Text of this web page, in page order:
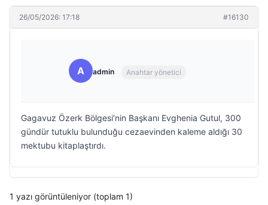
26/05/2026: 17:18 #16130
A admin Anahtar yönetici
Gagavuz Özerk Bölgesi’nin Başkanı Evghenia Gutul, 300
gündür tutuklu bulunduğu cezaevinden kaleme aldığı 30
mektubu kitaplaştırdı.
1 yazı görüntüleniyor (toplam 1)